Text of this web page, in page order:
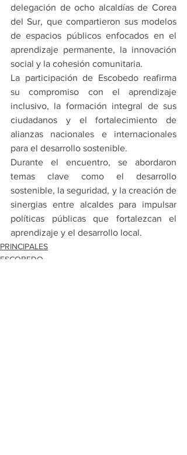
delegación de ocho alcaldías de Corea
del Sur, que compartieron sus modelos
de espacios públicos enfocados en el
aprendizaje permanente, la innovación
social y la cohesión comunitaria.
La participación de Escobedo reafirma
su compromiso con el aprendizaje
inclusivo, la formación integral de sus
ciudadanos y el fortalecimiento de
alianzas nacionales e internacionales
para el desarrollo sostenible.
Durante el encuentro, se abordaron
temas clave como el desarrollo
sostenible, la seguridad, y la creación de
sinergias entre alcaldes para impulsar
políticas públicas que fortalezcan el
aprendizaje y el desarrollo local.
PRINCIPALES
ESCOBEDO